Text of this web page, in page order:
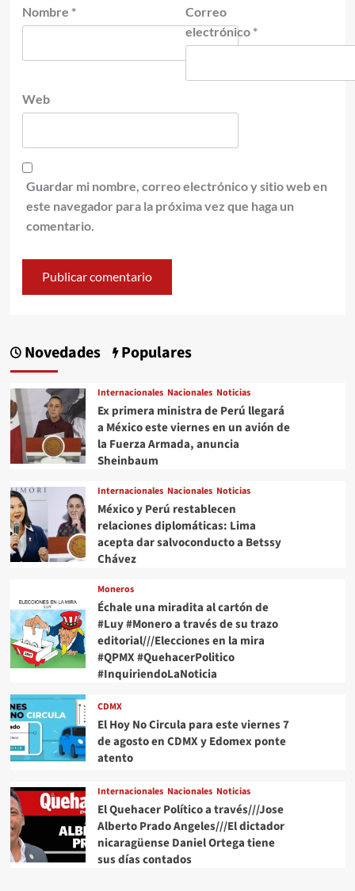
Nombre *
Correo
electrónico *
Web
Guardar mi nombre, correo electrónico y sitio web en
este navegador para la próxima vez que haga un
comentario.
Novedades Populares
Internacionales Nacionales Noticias
Ex primera ministra de Perú llegará
a México este viernes en un avión de
la Fuerza Armada, anuncia
Sheinbaum
Internacionales Nacionales Noticias
México y Perú restablecen
relaciones diplomáticas: Lima
acepta dar salvoconducto a Betssy
Chávez
Moneros
Échale una miradita al cartón de
#Luy #Monero a través de su trazo
editorial///Elecciones en la mira
#QPMX #QuehacerPolitico
#InquiriendoLaNoticia
CDMX
El Hoy No Circula para este viernes 7
de agosto en CDMX y Edomex ponte
atento
Internacionales Nacionales Noticias
El Quehacer Político a través///Jose
Alberto Prado Angeles///El dictador
nicaragüense Daniel Ortega tiene
sus días contados